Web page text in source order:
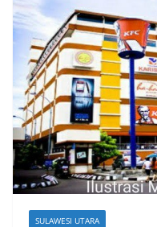
SULAWESI UTARA